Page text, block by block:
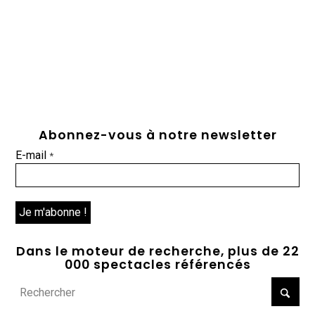
Abonnez-vous à notre newsletter
E-mail*
Dans le moteur de recherche, plus de 22
000 spectacles référencés